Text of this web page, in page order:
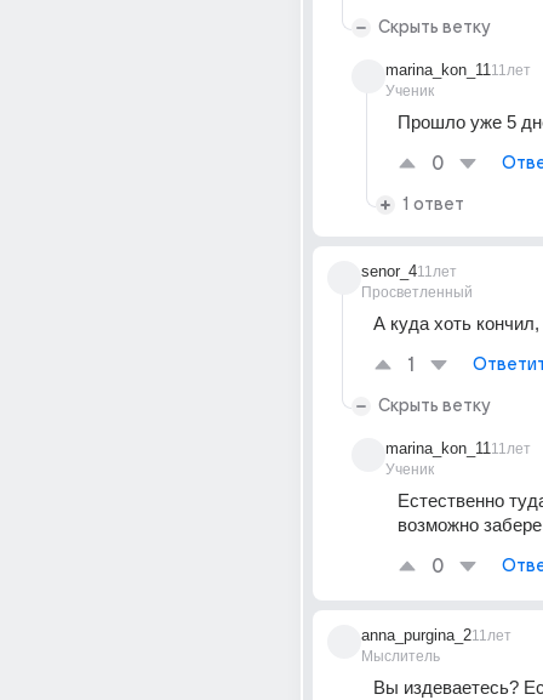
Скрыть ветку
marina_kon_11
Ученик
11лет
Прошло уже 5
0
1 ответ
senor_4
Просветленный
11лет
А куда хоть кончил,
1
Скрыть ветку
marina_kon_11
Ученик
11лет
Естественно
возможно
0
anna_purgina_2
Мыслитель
11лет
Вы издеваетесь?